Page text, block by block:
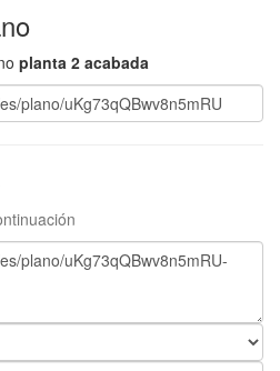
planta 2 acabada